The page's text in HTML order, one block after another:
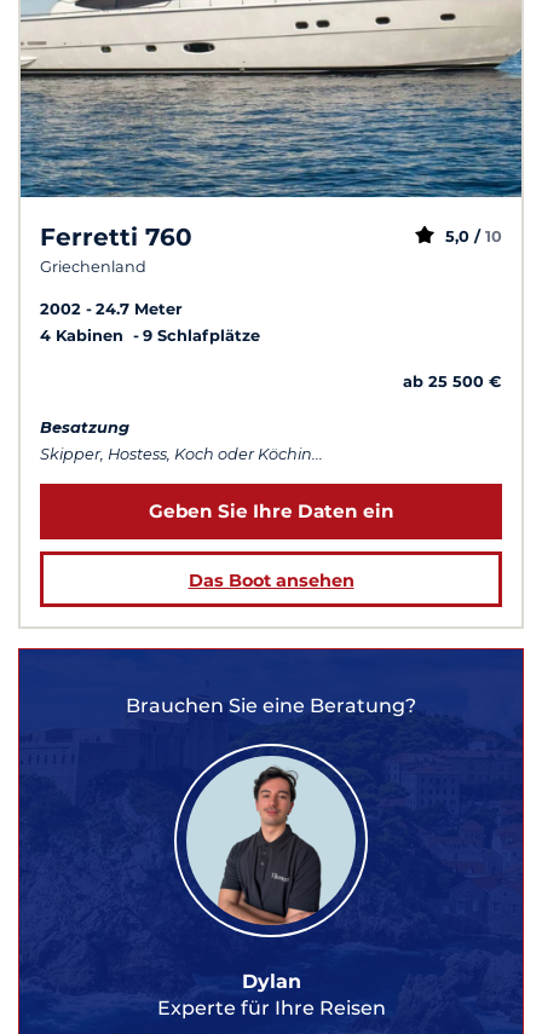
Ferretti 760
Griechenland
5,0 / 10
2002
24.7 Meter
4 Kabinen
9 Schlafplätze
ab 25 500 €
Besatzung
Skipper, Hostess, Koch oder Köchin...
Geben Sie Ihre Daten ein
Das Boot ansehen
Brauchen Sie eine Beratung?
Dylan
Experte für Ihre Reisen